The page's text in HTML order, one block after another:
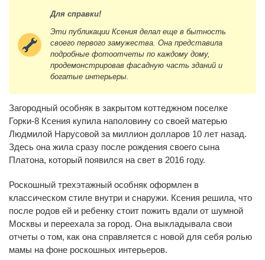
Для справки!
Эти публикации Ксения делал еще в бытность
своего первого замужества. Она представила
подробные фотоотчеты по каждому дому,
продемонстрировав фасадную часть зданий и
богатые интерьеры.
Загородный особняк в закрытом коттеджном поселке
Горки-8 Ксения купила наполовину со своей матерью
Людмилой Нарусовой за миллион долларов 10 лет назад.
Здесь она жила сразу после рождения своего сына
Платона, который появился на свет в 2016 году.
Роскошный трехэтажный особняк оформлен в
классическом стиле внутри и снаружи. Ксения решила, что
после родов ей и ребенку стоит пожить вдали от шумной
Москвы и переехала за город. Она выкладывала свои
отчеты о том, как она справляется с новой для себя ролью
мамы на фоне роскошных интерьеров.